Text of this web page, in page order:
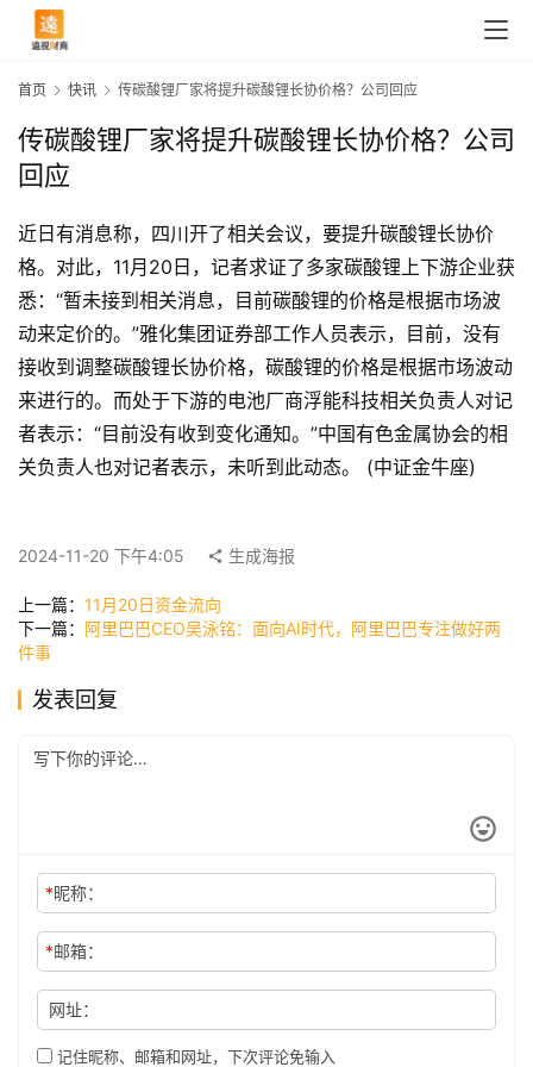
首
页
快
司
科
首页 快讯 传碳酸锂厂家将提升碳酸锂长协价格？公司回应
传碳酸锂厂家将提升碳酸锂长协价格？公司
回应
近日有消息称，四川开了相关会议，要提升碳酸锂长协价
格。对此，11月20日，记者求证了多家碳酸锂上下游企业获
悉：“暂未接到相关消息，目前碳酸锂的价格是根据市场波
动来定价的。”雅化集团证券部工作人员表示，目前，没有
接收到调整碳酸锂长协价格，碳酸锂的价格是根据市场波动
来进行的。而处于下游的电池厂商浮能科技相关负责人对记
者表示：“目前没有收到变化通知。”中国有色金属协会的相
关负责人也对记者表示，未听到此动态。 (中证金牛座)
2024-11-20 下午4:05 生成海报
上一篇： 11月20日资金流向
下一篇： 阿里巴巴CEO吴泳铭：面向AI时代，阿里巴巴专注做好两
件事
发表回复
*昵称：
*邮箱：
网址：
记住昵称、邮箱和网址，下次评论免输入